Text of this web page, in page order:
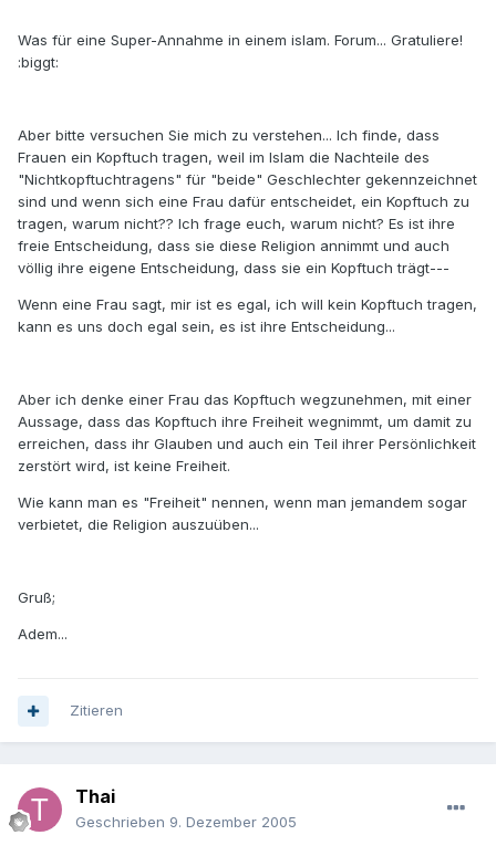
Was für eine Super-Annahme in einem islam. Forum... Gratuliere!
:biggt:
Aber bitte versuchen Sie mich zu verstehen... Ich finde, dass
Frauen ein Kopftuch tragen, weil im Islam die Nachteile des
"Nichtkopftuchtragens" für "beide" Geschlechter gekennzeichnet
sind und wenn sich eine Frau dafür entscheidet, ein Kopftuch zu
tragen, warum nicht?? Ich frage euch, warum nicht? Es ist ihre
freie Entscheidung, dass sie diese Religion annimmt und auch
völlig ihre eigene Entscheidung, dass sie ein Kopftuch trägt---
Wenn eine Frau sagt, mir ist es egal, ich will kein Kopftuch tragen,
kann es uns doch egal sein, es ist ihre Entscheidung...
Aber ich denke einer Frau das Kopftuch wegzunehmen, mit einer
Aussage, dass das Kopftuch ihre Freiheit wegnimmt, um damit zu
erreichen, dass ihr Glauben und auch ein Teil ihrer Persönlichkeit
zerstört wird, ist keine Freiheit.
Wie kann man es "Freiheit" nennen, wenn man jemandem sogar
verbietet, die Religion auszuüben...
Gruß;
Adem...
Zitieren
Thai
Geschrieben 9. Dezember 2005